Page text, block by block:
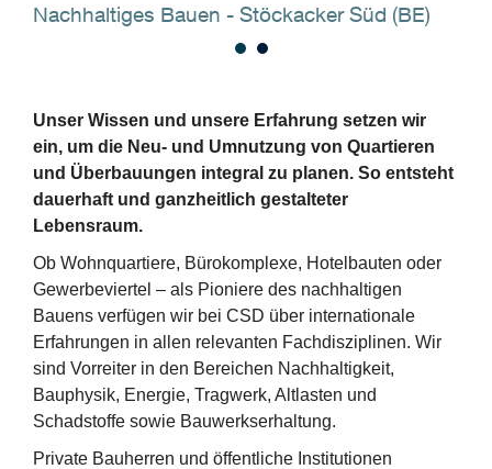
Nachhaltiges Bauen - Stöckacker Süd (BE)
Unser Wissen und unsere Erfahrung setzen wir
ein, um die Neu- und Umnutzung von Quartieren
und Überbauungen integral zu planen. So entsteht
dauerhaft und ganzheitlich gestalteter
Lebensraum.
Ob Wohnquartiere, Bürokomplexe, Hotelbauten oder
Gewerbeviertel – als Pioniere des nachhaltigen
Bauens verfügen wir bei CSD über internationale
Erfahrungen in allen relevanten Fachdisziplinen. Wir
sind Vorreiter in den Bereichen Nachhaltigkeit,
Bauphysik, Energie, Tragwerk, Altlasten und
Schadstoffe sowie Bauwerkserhaltung.
Private Bauherren und öffentliche Institutionen